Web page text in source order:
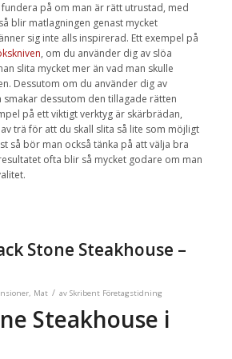
på om man är rätt utrustad, med
blir matlagningen genast mycket
sig inte alls inspirerad. Ett exempel på
, om du använder dig av slöa
slita mycket mer än vad man skulle
Dessutom om du använder dig av
smakar dessutom den tillagade rätten
på ett viktigt verktyg är skärbrädan,
trä för att du skall slita så lite som möjligt
så bör man också tänka på att välja bra
ofta blir så mycket godare om man
Stone Steakhouse –
, Mat / av Skribent Företagstidning
Steakhouse i